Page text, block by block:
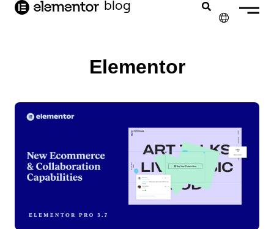
blog
DEUTSCH
PORTUGUÊS
ESPAÑOL
ITALIANO
Elementor